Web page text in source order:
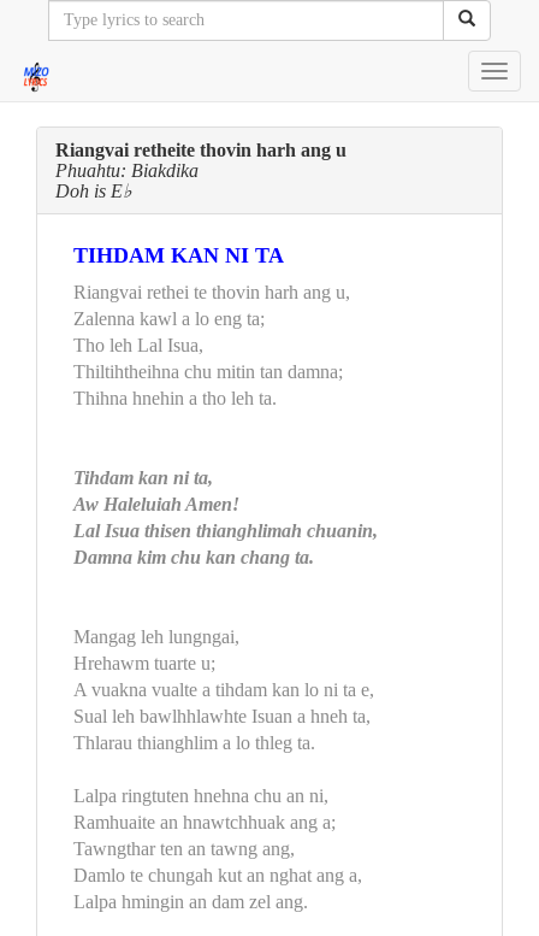
Riangvai retheite thovin harh ang u
Phuahtu: Biakdika
Doh is E♭
TIHDAM KAN NI TA
Riangvai rethei te thovin harh ang u,
Zalenna kawl a lo eng ta;
Tho leh Lal Isua,
Thiltihtheihna chu mitin tan damna;
Thihna hnehin a tho leh ta.
Tihdam kan ni ta,
Aw Haleluiah Amen!
Lal Isua thisen thianghlimah chuanin,
Damna kim chu kan chang ta.
Mangag leh lungngai,
Hrehawm tuarte u;
A vuakna vualte a tihdam kan lo ni ta e,
Sual leh bawlhhlawhte Isuan a hneh ta,
Thlarau thianghlim a lo thleg ta.
Lalpa ringtuten hnehna chu an ni,
Ramhuaite an hnawtchhuak ang a;
Tawngthar ten an tawng ang,
Damlo te chungah kut an nghat ang a,
Lalpa hmingin an dam zel ang.